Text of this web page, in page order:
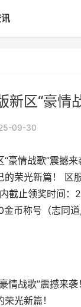
新区“豪
09-30
豪情战歌”震撼
的荣光新篇！
截止领奖时间
币称号（志同
情战歌”震撼来
光新篇！